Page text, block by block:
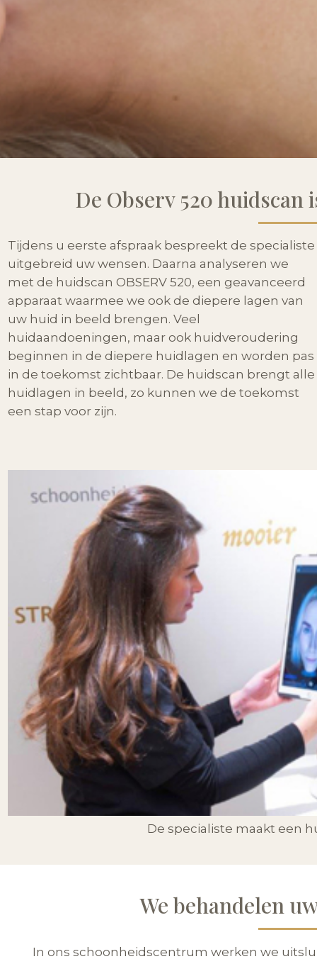
De Observ 520 huidscan
Tijdens u eerste afspraak bespreekt de specialiste
uitgebreid uw wensen. Daarna analyseren we
met de huidscan OBSERV 520, een geavanceerd
apparaat waarmee we ook de diepere lagen van
uw huid in beeld brengen. Veel
huidaandoeningen, maar ook huidveroudering
beginnen in de diepere huidlagen en worden pas
in de toekomst zichtbaar. De huidscan brengt alle
huidlagen in beeld, zo kunnen we de toekomst
een stap voor zijn.
De specialiste maakt een
We behandelen
In ons schoonheidscentrum werken we